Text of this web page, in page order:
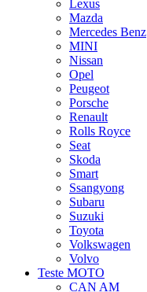
Lexus
Mazda
Mercedes Benz
MINI
Nissan
Opel
Peugeot
Porsche
Renault
Rolls Royce
Seat
Skoda
Smart
Ssangyong
Subaru
Suzuki
Toyota
Volkswagen
Volvo
Teste MOTO
CAN AM